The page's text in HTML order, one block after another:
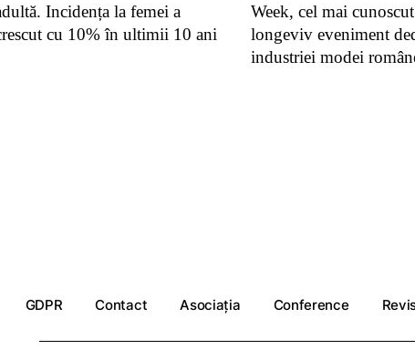
Incidența la femei a
cu 10% în ultimii 10 ani
Week, cel mai
longeviv eveniment
industriei modei
GDPR Contact Asociația Conference